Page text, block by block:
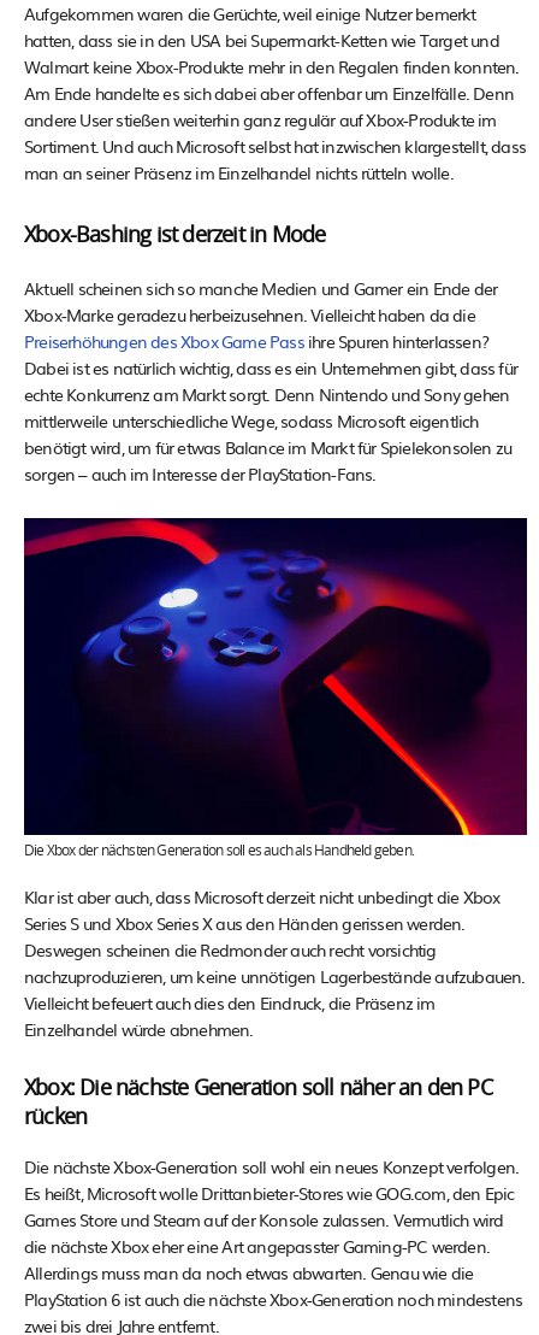
Aufgekommen waren die Gerüchte, weil einige Nutzer bemerkt
hatten, dass sie in den USA bei Supermarkt-Ketten wie Target und
Walmart keine Xbox-Produkte mehr in den Regalen finden konnten.
Am Ende handelte es sich dabei aber offenbar um Einzelfälle. Denn
andere User stießen weiterhin ganz regulär auf Xbox-Produkte im
Sortiment. Und auch Microsoft selbst hat inzwischen klargestellt, dass
man an seiner Präsenz im Einzelhandel nichts rütteln wolle.
Xbox-Bashing ist derzeit in Mode
Aktuell scheinen sich so manche Medien und Gamer ein Ende der
Xbox-Marke geradezu herbeizusehnen. Vielleicht haben da die
Preiserhöhungen des Xbox Game Passihre Spuren hinterlassen?
Dabei ist es natürlich wichtig, dass es ein Unternehmen gibt, dass für
echte Konkurrenz am Markt sorgt. Denn Nintendo und Sony gehen
mittlerweile unterschiedliche Wege, sodass Microsoft eigentlich
benötigt wird, um für etwas Balance im Markt für Spielekonsolen zu
sorgen – auch im Interesse der PlayStation-Fans.
Die Xbox der nächsten Generation soll es auch als Handheld geben.
Klar ist aber auch, dass Microsoft derzeit nicht unbedingt die Xbox
Series S und Xbox Series X aus den Händen gerissen werden.
Deswegen scheinen die Redmonder auch recht vorsichtig
nachzuproduzieren, um keine unnötigen Lagerbestände aufzubauen.
Vielleicht befeuert auch dies den Eindruck, die Präsenz im
Einzelhandel würde abnehmen.
Xbox: Die nächste Generation soll näher an den PC
rücken
Die nächste Xbox-Generation soll wohl ein neues Konzept verfolgen.
Es heißt, Microsoft wolle Drittanbieter-Stores wie GOG.com, den Epic
Games Store und Steam auf der Konsole zulassen. Vermutlich wird
die nächste Xbox eher eine Art angepasster Gaming-PC werden.
Allerdings muss man da noch etwas abwarten. Genau wie die
PlayStation 6 ist auch die nächste Xbox-Generation noch mindestens
zwei bis drei Jahre entfernt.